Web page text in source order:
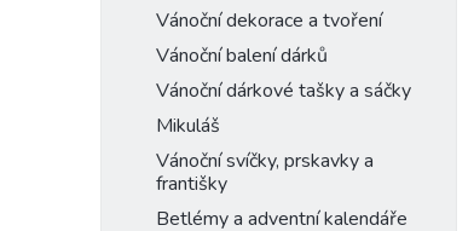
Vánoční dekorace a tvoření
Vánoční balení dárků
Vánoční dárkové tašky a sáčky
Mikuláš
Vánoční svíčky, prskavky a
františky
Betlémy a adventní kalendáře